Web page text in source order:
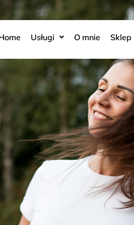
Usługi O mnie Sklep